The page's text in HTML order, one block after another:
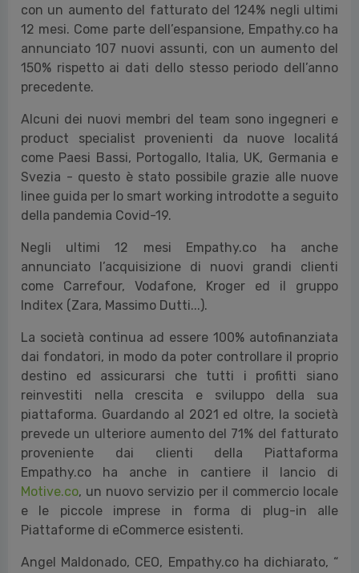
con un aumento del fatturato del 124% negli ultimi
12 mesi. Come parte dell’espansione, Empathy.co ha
annunciato 107 nuovi assunti, con un aumento del
150% rispetto ai dati dello stesso periodo dell’anno
precedente.
Alcuni dei nuovi membri del team sono ingegneri e
product specialist provenienti da nuove localitá
come Paesi Bassi, Portogallo, Italia, UK, Germania e
Svezia - questo è stato possibile grazie alle nuove
linee guida per lo smart working introdotte a seguito
della pandemia Covid-19.
Negli ultimi 12 mesi Empathy.co ha anche
annunciato l’acquisizione di nuovi grandi clienti
come Carrefour, Vodafone, Kroger ed il gruppo
Inditex (Zara, Massimo Dutti...).
La società continua ad essere 100% autofinanziata
dai fondatori, in modo da poter controllare il proprio
destino ed assicurarsi che tutti i profitti siano
reinvestiti nella crescita e sviluppo della sua
piattaforma. Guardando al 2021 ed oltre, la società
prevede un ulteriore aumento del 71% del fatturato
proveniente dai clienti della Piattaforma
Empathy.co ha anche in cantiere il lancio di
Motive.co, un nuovo servizio per il commercio locale
e le piccole imprese in forma di plug-in alle
Piattaforme di eCommerce esistenti.
Angel Maldonado, CEO, Empathy.co ha dichiarato, “